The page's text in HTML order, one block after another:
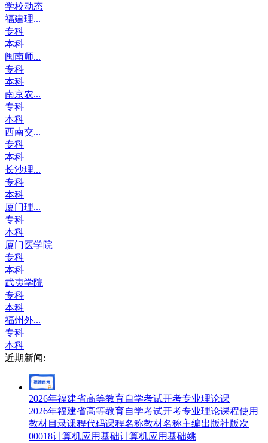
学校动态
福建理...
专科
本科
闽南师...
专科
本科
南京农...
专科
本科
西南交...
专科
本科
长沙理...
专科
本科
厦门理...
专科
本科
厦门医学院
专科
本科
武夷学院
专科
本科
福州外...
专科
本科
近期新闻:
2026年福建省高等教育自学考试开考专业理论课
2026年福建省高等教育自学考试开考专业理论课程使用
教材目录课程代码课程名称教材名称主编出版社版次
00018计算机应用基础计算机应用基础姚